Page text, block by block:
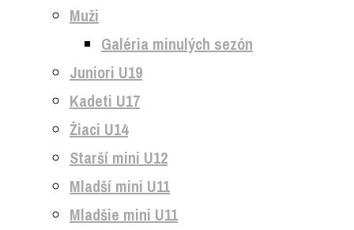
Muži
Galéria minulých sezón
Juniori U19
Kadeti U17
Žiaci U14
Starší mini U12
Mladší mini U11
Mladšie mini U11